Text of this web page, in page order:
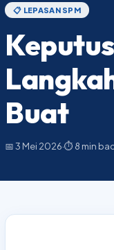
📋 LEPASAN SPM
Buat
📅 3 Mei 2026·⏱ 8 min